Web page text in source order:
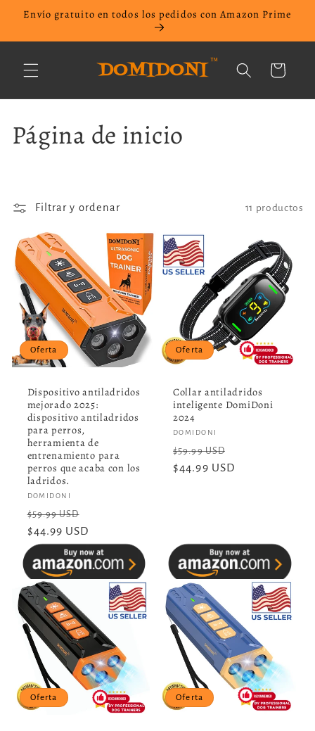
directamente
Envío gratuito en todos los pedidos con Amazon Prime
Carrito
C
l
c
c
ó
Página de inicio
Filtrar y ordenar 11 productos
Oferta
Dispositivo antiladridos
mejorado 2025:
dispositivo antiladridos
para perros,
herramienta de
entrenamiento para
perros que acaba con los
ladridos.
Proveedor:
DOMIDONI
Precio
habitual
$59.99 USD
de
oferta
$44.99 USD
Oferta
Collar antiladridos
inteligente DomiDoni
2024
Proveedor:
DOMIDONI
Precio
habitual
$59.99 USD
de
$44.99 USD
Oferta Oferta